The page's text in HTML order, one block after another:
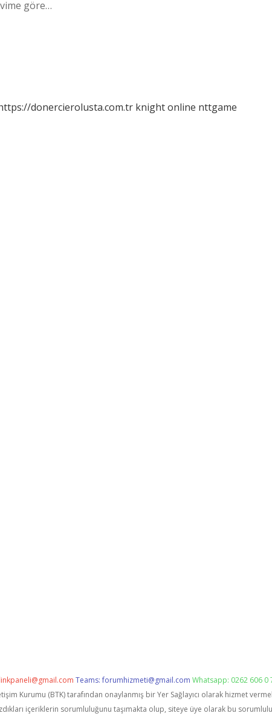
göre…
donercierolusta.com.tr knight online nttgame
Teams:forumhizmeti@gmail.com Whatsapp: 0262 606 0
Kurumu (BTK) tarafından onaylanmış bir Yer Sağlayıcı olarak hizmet
içeriklerin sorumluluğunu taşımakta olup, siteye üye olarak bu